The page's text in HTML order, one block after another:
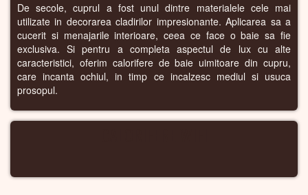
De secole, cuprul a fost unul dintre materialele cele mai
utilizate in decorarea cladirilor impresionante. Aplicarea sa a
cucerit si menajarile interioare, ceea ce face o baie sa fie
exclusiva. Si pentru a completa aspectul de lux cu alte
caracteristici, oferim calorifere de baie uimitoare din cupru,
care incanta ochiul, in timp ce incalzesc mediul si usuca
prosopul.